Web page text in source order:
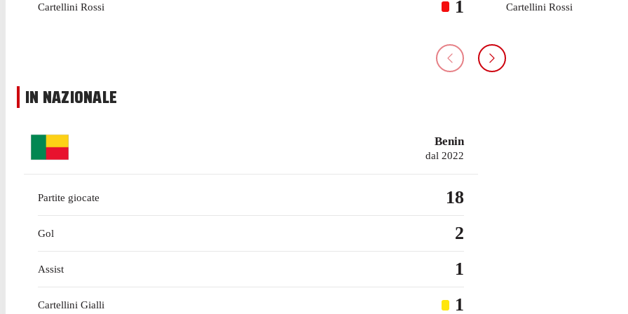
Cartellini Rossi 1 Cartellini Rossi
IN NAZIONALE
Benin
dal 2022
Partite giocate 18
Gol 2
Assist 1
Cartellini Gialli 1